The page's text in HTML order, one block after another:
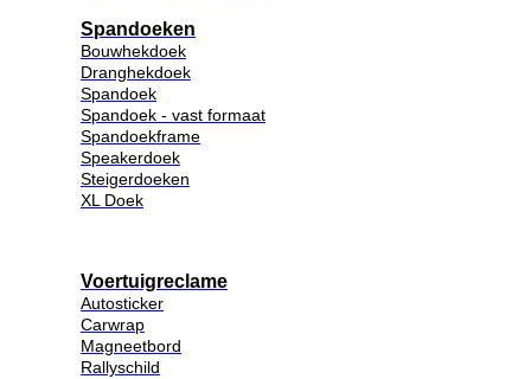
Spandoeken
Bouwhekdoek
Dranghekdoek
Spandoek
Spandoek - vast formaat
Spandoekframe
Speakerdoek
Steigerdoeken
XL Doek
Voertuigreclame
Autosticker
Carwrap
Magneetbord
Rallyschild